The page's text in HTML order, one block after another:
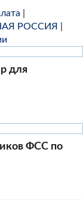
РОССИЯ
для
ФСС по